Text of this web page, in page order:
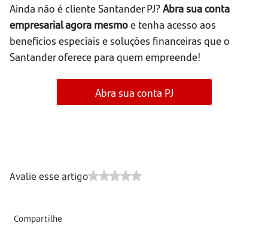
Ainda não é cliente Santander PJ?Abra sua conta
empresarial agora mesmoe tenha acesso aos
benefícios especiais e soluções financeiras que o
Santander oferece para quem empreende!
Abra sua conta PJ
Avalie esse artigo
Compartilhe